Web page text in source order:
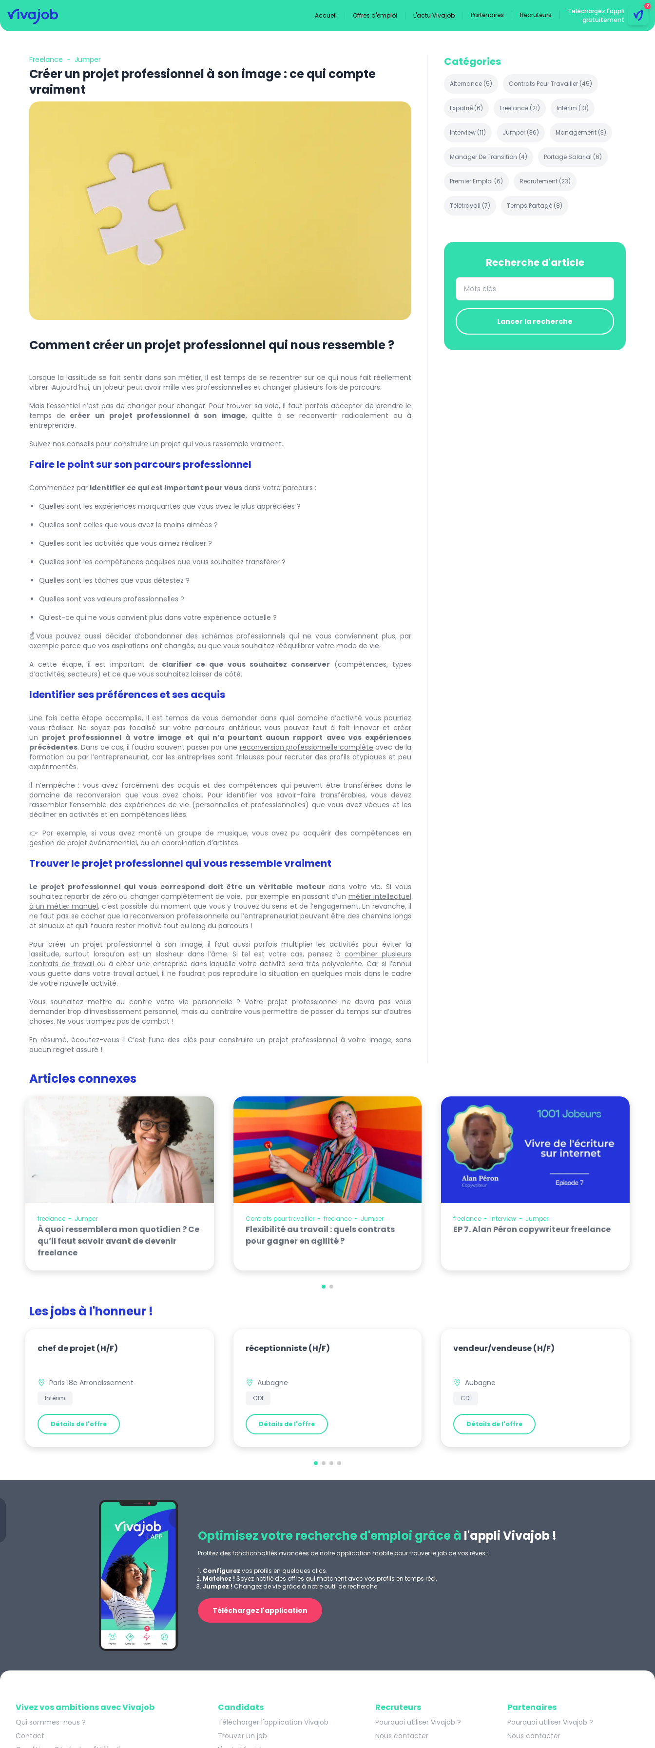
Accueil Offres d'emploi L'actu Vivajob Partenaires Recruteurs
Téléchargez l'appli
gratuitement
2
Freelance - Jumper
Créer un projet professionnel à son image : ce qui compte
vraiment
Comment créer un projet professionnel qui nous ressemble ?
Lorsque la lassitude se fait sentir dans son métier, il est temps de se recentrer sur ce qui nous fait réellement
vibrer. Aujourd’hui, un jobeur peut avoir mille vies professionnelles et changer plusieurs fois de parcours.
Mais l’essentiel n’est pas de changer pour changer. Pour trouver sa voie, il faut parfois accepter de prendre le
temps de créer un projet professionnel à son image, quitte à se reconvertir radicalement ou à
entreprendre.
Suivez nos conseils pour construire un projet qui vous ressemble vraiment.
Faire le point sur son parcours professionnel
Commencez par identifier ce qui est important pour vous dans votre parcours :
Quelles sont les expériences marquantes que vous avez le plus appréciées ?
Quelles sont celles que vous avez le moins aimées ?
Quelles sont les activités que vous aimez réaliser ?
Quelles sont les compétences acquises que vous souhaitez transférer ?
Quelles sont les tâches que vous détestez ?
Quelles sont vos valeurs professionnelles ?
Qu’est-ce qui ne vous convient plus dans votre expérience actuelle ?
☝️Vous pouvez aussi décider d’abandonner des schémas professionnels qui ne vous conviennent plus, par
exemple parce que vos aspirations ont changés, ou que vous souhaitez rééquilibrer votre mode de vie.
A cette étape, il est important de clarifier ce que vous souhaitez conserver (compétences, types
d’activités, secteurs) et ce que vous souhaitez laisser de côté.
Identifier ses préférences et ses acquis
Une fois cette étape accomplie, il est temps de vous demander dans quel domaine d’activité vous pourriez
vous réaliser. Ne soyez pas focalisé sur votre parcours antérieur, vous pouvez tout à fait innover et créer
un projet professionnel à votre image et qui n’a pourtant aucun rapport avec vos expériences
précédentes. Dans ce cas, il faudra souvent passer par une reconversion professionnelle complète avec de la
formation ou par l’entrepreneuriat, car les entreprises sont frileuses pour recruter des profils atypiques et peu
expérimentés.
Il n’empêche : vous avez forcément des acquis et des compétences qui peuvent être transférées dans le
domaine de reconversion que vous avez choisi. Pour identifier vos savoir-faire transférables, vous devez
rassembler l’ensemble des expériences de vie (personnelles et professionnelles) que vous avez vécues et les
décliner en activités et en compétences liées.
👉 Par exemple, si vous avez monté un groupe de musique, vous avez pu acquérir des compétences en
gestion de projet événementiel, ou en coordination d’artistes.
Trouver le projet professionnel qui vous ressemble vraiment
Le projet professionnel qui vous correspond doit être un véritable moteurdans votre vie. Si vous
souhaitez repartir de zéro ou changer complètement de voie, par exemple en passant d’un métier intellectuel
à un métier manuel, c’est possible du moment que vous y trouvez du sens et de l’engagement. En revanche, il
ne faut pas se cacher que la reconversion professionnelle ou l’entrepreneuriat peuvent être des chemins longs
et sinueux et qu’il faudra rester motivé tout au long du parcours !
Pour créer un projet professionnel à son image, il faut aussi parfois multiplier les activités pour éviter la
lassitude, surtout lorsqu’on est un slasheur dans l’âme. Si tel est votre cas, pensez àcombiner plusieurs
contrats de travail ou à créer une entreprise dans laquelle votre activité sera très polyvalente. Car si l’ennui
vous guette dans votre travail actuel, il ne faudrait pas reproduire la situation en quelques mois dans le cadre
de votre nouvelle activité.
Vous souhaitez mettre au centre votre vie personnelle ? Votre projet professionnel ne devra pas vous
demander trop d’investissement personnel, mais au contraire vous permettre de passer du temps sur d’autres
choses. Ne vous trompez pas de combat !
En résumé, écoutez-vous ! C’est l’une des clés pour construire un projet professionnel à votre image, sans
aucun regret assuré !
Catégories
Alternance (5) Contrats Pour Travailler (45)
Expatrié (6) Freelance (21) Intérim (13)
Interview (11) Jumper (36) Management (3)
Manager De Transition (4) Portage Salarial (6)
Premier Emploi (6) Recrutement (23)
Télétravail (7) Temps Partagé (8)
Recherche d'article
Lancer la recherche
Articles connexes
freelance - Jumper
À quoi ressemblera mon quotidien ? Ce
qu’il faut savoir avant de devenir
freelance
Contrats pour travailler- freelance- Jumper
Flexibilité au travail : quels contrats
pour gagner en agilité ?
freelance -Interview - Jumper
EP 7. Alan Péron copywriteur freelance
Les jobs à l'honneur !
chef de projet (H/F)
Paris 18e Arrondissement
Intérim
Détails de l'offre
réceptionniste(H/F)
Aubagne
CDI
Détails de l'offre
vendeur/vendeuse(H/F)
Aubagne
CDI
Détails de l'offre
Optimisez votre recherche d'emploi grâce à l'appli Vivajob !
Profitez des fonctionnalités avancées de notre application mobile pour trouver le job de vos rêves :
Configurez vos profils en quelques clics.
Matchez ! Soyez notifié des offres qui matchent avec vos profils en temps réel.
Jumpez ! Changez de vie grâce à notre outil de recherche.
Téléchargez l'application
Vivez vos ambitions avec Vivajob
Qui sommes-nous ?
Contact
Candidats
Télécharger l'application Vivajob
Trouver un job
Recruteurs
Pourquoi utiliser Vivajob ?
Nous contacter
Partenaires
Pourquoi utiliser Vivajob ?
Nous contacter